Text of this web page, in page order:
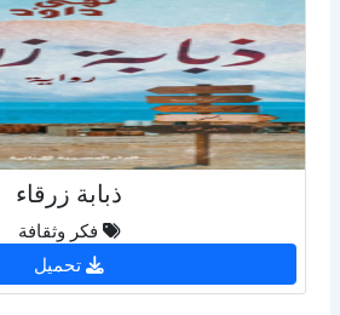
ذبابة زرقاء
فكر وثقافة
تحميل